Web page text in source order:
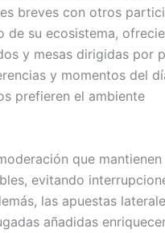
breves con otros
de su ecosistema,
y mesas dirigidas por
y momentos del
prefieren el ambiente
que
evitando
las apuestas
añadidas